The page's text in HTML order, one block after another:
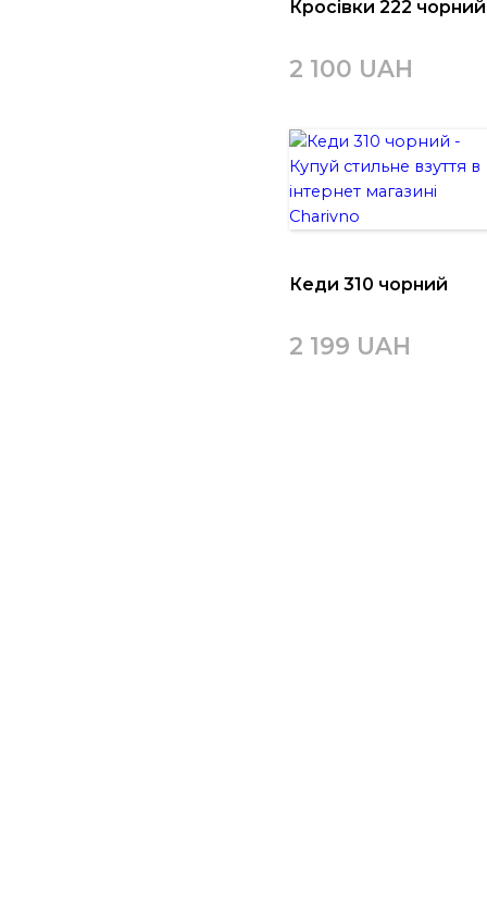
Кросівки 222 чорний
2 100 UAH
Кеди 310 чорний
2 199 UAH